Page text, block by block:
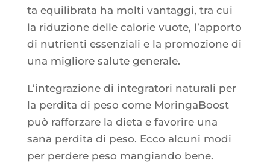
ta equi­li­bra­ta ha mol­ti van­tag­gi, tra cui
la ridu­zione delle calo­rie vuote, l’ap­por­to
di nutrien­ti essen­zia­li e la pro­mo­zione di
una migliore salute generale.
L’in­te­gra­zione di inte­gra­to­ri natu­ra­li per
la per­di­ta di peso come Morin­ga­Boost
può raf­for­zare la die­ta e favo­rire una
sana per­di­ta di peso. Ecco alcu­ni modi
per per­dere peso man­gian­do bene.